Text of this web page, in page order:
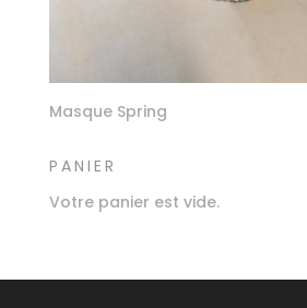
Masque Spring
PANIER
Votre panier est vide.